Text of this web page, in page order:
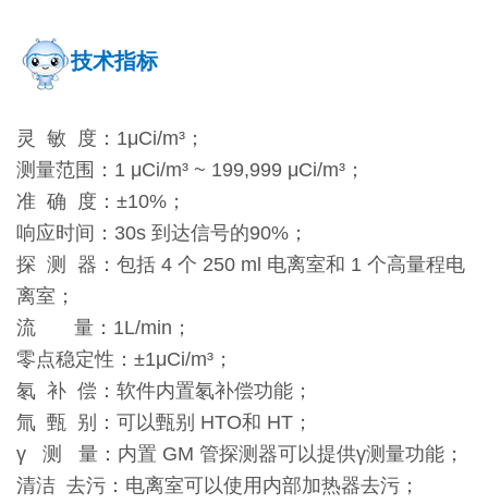
技术指标
灵 敏 度：1μCi/m³；
测量范围：1 μCi/m³ ~ 199,999 μCi/m³；
准 确 度：±10%；
响应时间：30s 到达信号的90%；
探 测 器：包括 4 个 250 ml 电离室和 1 个高量程电
离室；
流 量：1L/min；
零点稳定性：±1μCi/m³；
氡 补 偿：软件内置氡补偿功能；
氚 甄 别：可以甄别 HTO和 HT；
γ 测 量：内置 GM 管探测器可以提供γ测量功能；
清洁 去污：电离室可以使用内部加热器去污；